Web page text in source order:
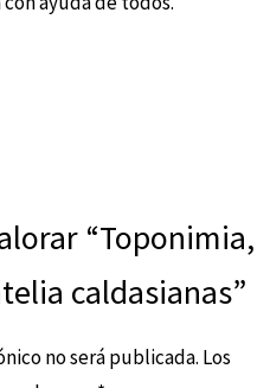
“Toponimia,
caldasianas”
no será publicada. Los